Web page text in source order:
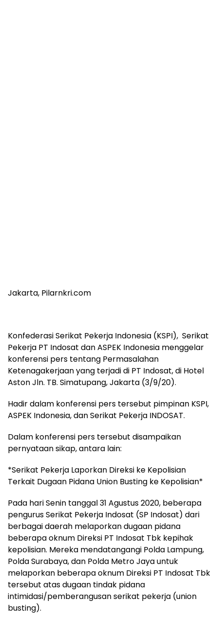
Jakarta, Pilarnkri.com
Konfederasi Serikat Pekerja Indonesia (KSPI), Serikat
Pekerja PT Indosat dan ASPEK Indonesia menggelar
konferensi pers tentang Permasalahan
Ketenagakerjaan yang terjadi di PT Indosat, di Hotel
Aston Jln. TB. Simatupang, Jakarta (3/9/20).
Hadir dalam konferensi pers tersebut pimpinan KSPI,
ASPEK Indonesia, dan Serikat Pekerja INDOSAT.
Dalam konferensi pers tersebut disampaikan
pernyataan sikap, antara lain:
*Serikat Pekerja Laporkan Direksi ke Kepolisian
Terkait Dugaan Pidana Union Busting ke Kepolisian*
Pada hari Senin tanggal 31 Agustus 2020, beberapa
pengurus Serikat Pekerja Indosat (SP Indosat) dari
berbagai daerah melaporkan dugaan pidana
beberapa oknum Direksi PT Indosat Tbk kepihak
kepolisian. Mereka mendatangangi Polda Lampung,
Polda Surabaya, dan Polda Metro Jaya untuk
melaporkan beberapa oknum Direksi PT Indosat Tbk
tersebut atas dugaan tindak pidana
intimidasi/pemberangusan serikat pekerja (union
busting).